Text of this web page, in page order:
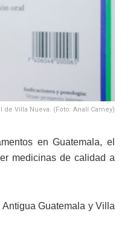
Villa Nueva. (Foto: Analí Camey)
en Guatemala, el
medicinas de calidad a
Guatemala y Villa